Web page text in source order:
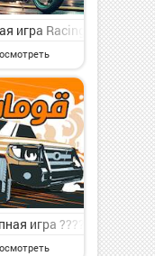
Racing Simul на
игра Racing Motorist :
- мотоциклы на
игра ????? - ?????